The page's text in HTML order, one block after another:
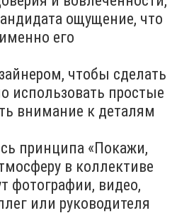
ощущение, что
его
чтобы сделать
использовать простые
внимание к деталям
принципа «Покажи,
в коллективе
фотографии, видео,
или руководителя